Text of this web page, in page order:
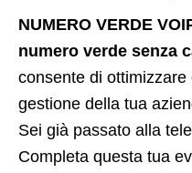
NUMERO VERDE
numero verde senza
consente di
gestione della tua
Sei già passato alla
Completa questa tua